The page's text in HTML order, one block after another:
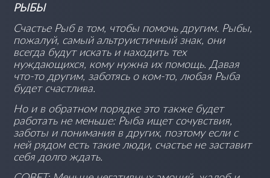
РЫБЫ
Счастье Рыб в том, чтобы помочь другим. Рыбы,
пожалуй, самый альтруистичный знак, они
всегда будут искать и находить тех
нуждающихся, кому нужна их помощь. Давая
что-то другим, заботясь о ком-то, любая Рыба
будет счастлива.
Но и в обратном порядке это также будет
работать не меньше: Рыба ищет сочувствия,
заботы и понимания в других, поэтому если с
ней рядом есть такие люди, счастье не заставит
себя долго ждать.